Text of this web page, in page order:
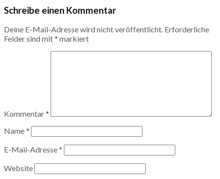
Schreibe einen Kommentar
Deine E-Mail-Adresse wird nicht veröffentlicht. Erforderliche
Felder sind mit* markiert
Kommentar*
Name*
E-Mail-Adresse*
Website